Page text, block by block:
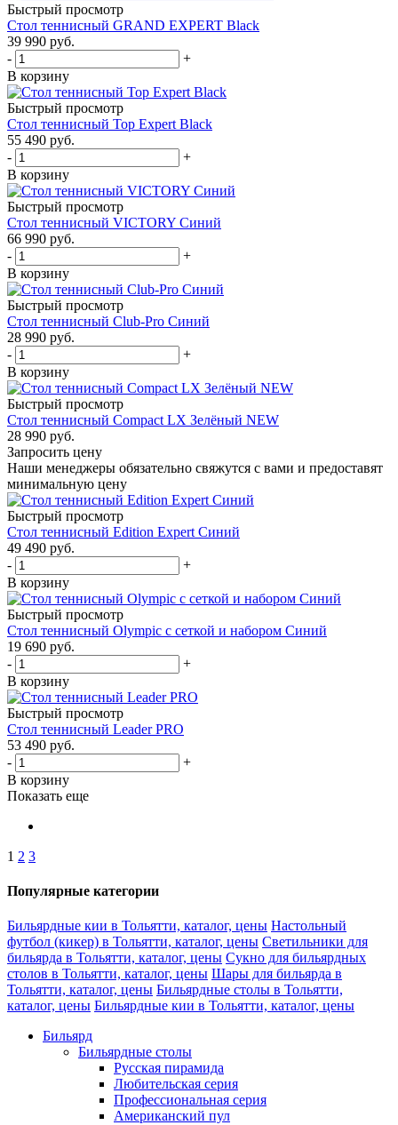
Быстрый просмотр
Стол теннисный GRAND EXPERT Black
39 990 руб.
-
+
В корзину
Быстрый просмотр
Стол теннисный Top Expert Black
55 490 руб.
-
+
В корзину
Быстрый просмотр
Стол теннисный VICTORY Синий
66 990 руб.
-
+
В корзину
Быстрый просмотр
Стол теннисный Club-Pro Синий
28 990 руб.
-
+
В корзину
Быстрый просмотр
Стол теннисный Compact LX Зелёный NEW
28 990 руб.
Запросить цену
Наши менеджеры обязательно свяжутся с вами и предоставят
минимальную цену
Быстрый просмотр
Стол теннисный Edition Expert Синий
49 490 руб.
-
+
В корзину
Быстрый просмотр
Стол теннисный Olympic с сеткой и набором Синий
19 690 руб.
-
+
В корзину
Быстрый просмотр
Стол теннисный Leader PRO
53 490 руб.
-
+
В корзину
Показать еще
1 2 3
Популярные категории
Бильярдные кии в Тольятти, каталог, цены Настольный
футбол (кикер) в Тольятти, каталог, цены Светильники для
бильярда в Тольятти, каталог, цены Сукно для бильярдных
столов в Тольятти, каталог, цены Шары для бильярда в
Тольятти, каталог, цены Бильярдные столы в Тольятти,
каталог, цены Бильярдные кии в Тольятти, каталог, цены
Бильярд
Бильярдные столы
Русская пирамида
Любительская серия
Профессиональная серия
Американский пул